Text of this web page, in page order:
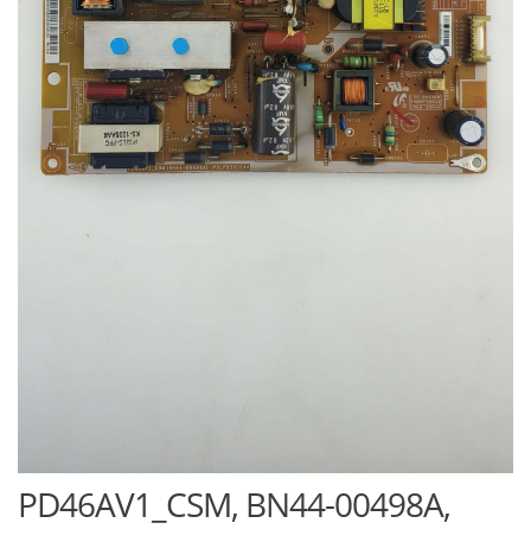
PD46AV1_CSM, BN44-00498A,